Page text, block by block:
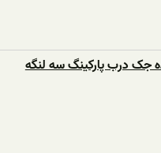
جک درب پارکینگ سه لنگه